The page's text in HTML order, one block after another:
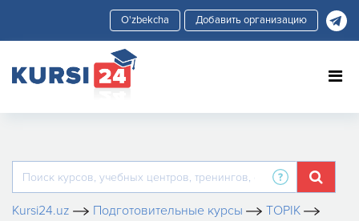
Добавить организацию
Kursi24.uz Подготовительные курсы
TOPIK